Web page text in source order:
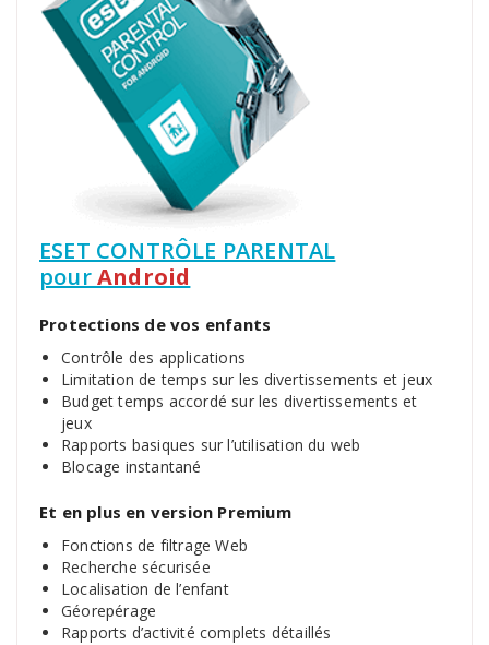
ESET CONTRÔLE PARENTAL
pourAndroid
Protections de vos enfants
Contrôle des applications
Limitation de temps sur les divertissements et jeux
Budget temps accordé sur les divertissements et
jeux
Rapports basiques sur l’utilisation du web
Blocage instantané
Et en plus en version Premium
Fonctions de filtrage Web
Recherche sécurisée
Localisation de l’enfant
Géorepérage
Rapports d’activité complets détaillés